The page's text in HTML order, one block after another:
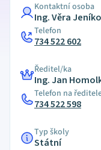
Kontaktní osoba
Ing. Věra
Telefon
734 522 602
Ředitel/ka
Ing. Jan
Telefon na
734 522 598
Typ školy
Státní